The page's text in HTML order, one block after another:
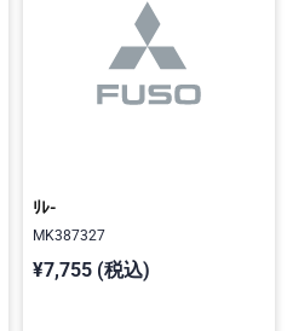
ﾘﾚ-
MK387327
¥7,755 (税込)